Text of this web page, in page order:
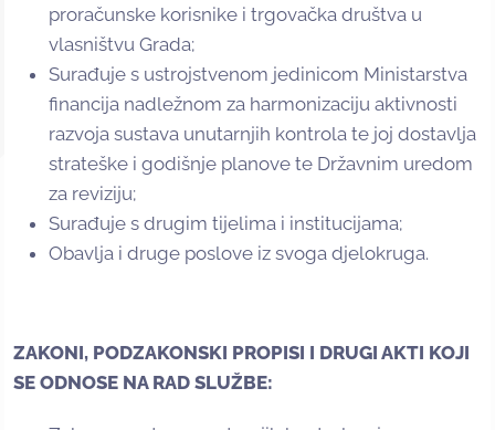
proračunske korisnike i trgovačka društva u
vlasništvu Grada;
Surađuje s ustrojstvenom jedinicom Ministarstva
financija nadležnom za harmonizaciju aktivnosti
razvoja sustava unutarnjih kontrola te joj dostavlja
strateške i godišnje planove te Državnim uredom
za reviziju;
Surađuje s drugim tijelima i institucijama;
Obavlja i druge poslove iz svoga djelokruga.
ZAKONI, PODZAKONSKI PROPISI I DRUGI AKTI KOJI
SE ODNOSE NA RAD SLUŽBE: